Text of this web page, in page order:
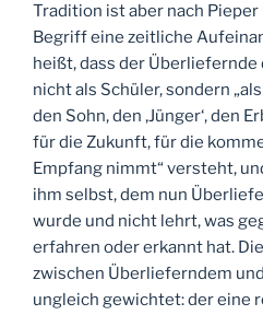
Tradition ist aber nach
Begriff eine zeitliche
heißt, dass der
nicht als Schüler, sondern
den Sohn, den ‚Jünger‘, den
für die Zukunft, für die
Empfang nimmt“ versteht,
ihm selbst, dem nun
wurde und nicht lehrt, was
erfahren oder erkannt hat.
zwischen Überlieferndem
ungleich gewichtet: der eine